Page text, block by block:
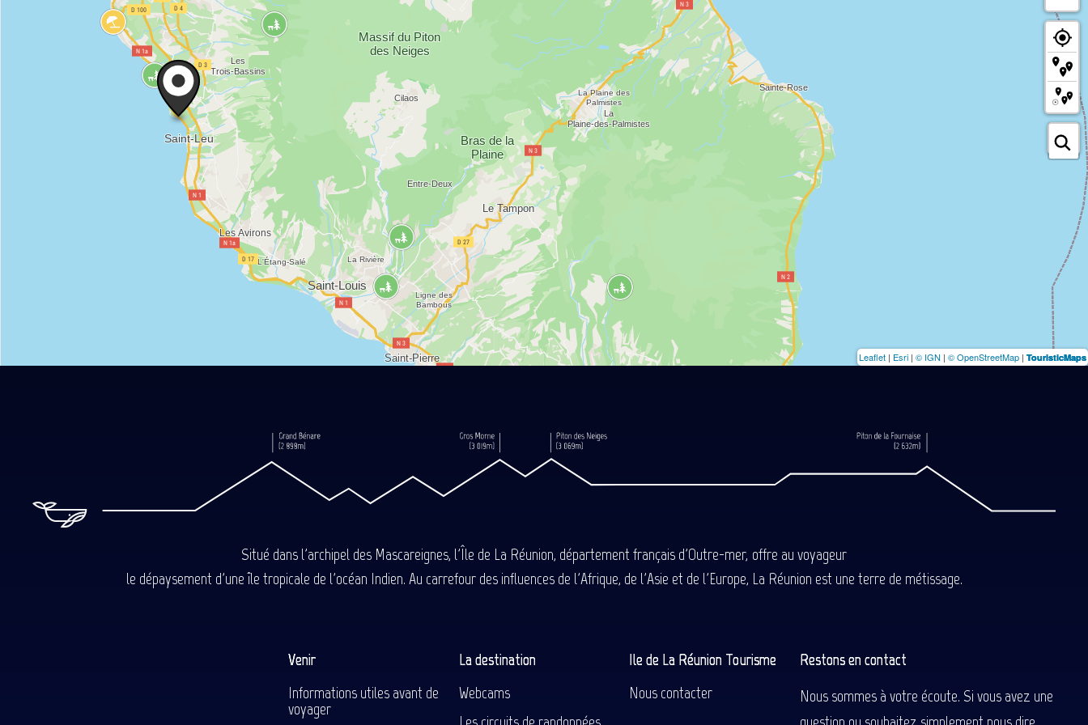
Leaflet | Esri | © IGN | © OpenStreetMap | TouristicMaps
Situé dans l'archipel des Mascareignes, l'Île de La Réunion, département français d'Outre-mer, offre au voyageur
le dépaysement d'une île tropicale de l'océan Indien. Au carrefour des influences de l'Afrique, de l'Asie et de l'Europe, La Réunion est une terre de métissage.
Venir
Informations utiles avant de
voyager
La destination
Webcams
Ile de La Réunion Tourisme
Nous contacter
Restons en contact
Nous sommes à votre écoute. Si vous avez une